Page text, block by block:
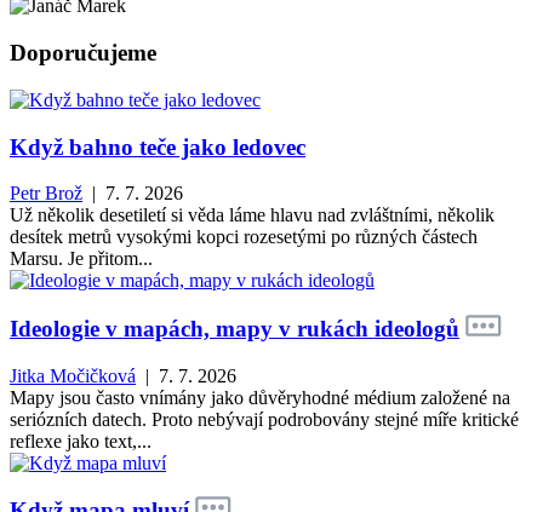
Doporučujeme
Když bahno teče jako ledovec
Petr Brož | 7. 7. 2026
Už několik desetiletí si věda láme hlavu nad zvláštními, několik
desítek metrů vysokými kopci rozesetými po různých částech
Marsu. Je přitom...
Ideologie v mapách, mapy v rukách ideologů
Jitka Močičková | 7. 7. 2026
Mapy jsou často vnímány jako důvěryhodné médium založené na
seriózních datech. Proto nebývají podrobovány stejné míře kritické
reflexe jako text,...